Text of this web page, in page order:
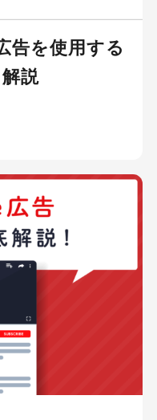
告を使用する
説